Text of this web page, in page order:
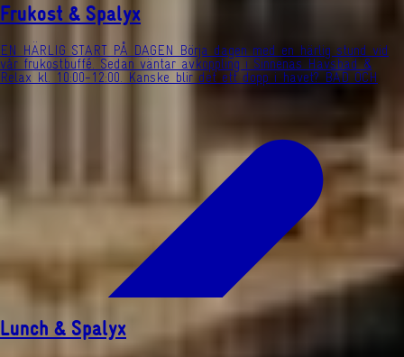
Frukost & Spalyx
EN HÄRLIG START PÅ DAGEN Börja dagen med en härlig stund vid
vår frukostbuffé. Sedan väntar avkoppling i Sinnenas Havsbad &
Relax kl. 10:00-12:00. Kanske blir det ett dopp i havet? BAD OCH
Lunch & Spalyx